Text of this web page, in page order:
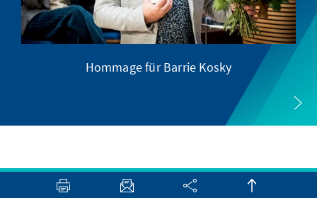
Hommage für Barrie Kosky